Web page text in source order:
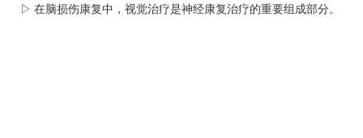
▷ 在脑损伤康复中，视觉治疗是神经康复治疗的重要组成部分。